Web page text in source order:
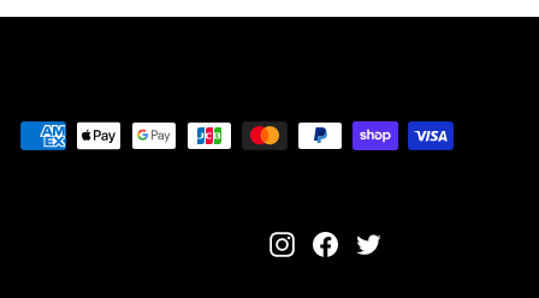
Instagram
Facebook
Twitter